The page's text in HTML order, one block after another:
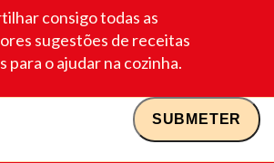
consigo todas as
sugestões de receitas
para o ajudar na cozinha.